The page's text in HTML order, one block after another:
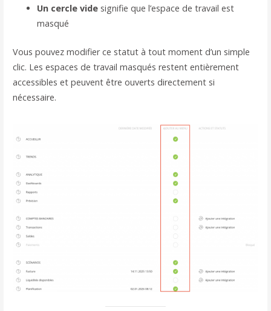
Un cercle videsignifie que l’espace de travail est
masqué
Vous pouvez modifier ce statut à tout moment d’un simple
clic. Les espaces de travail masqués restent entièrement
accessibles et peuvent être ouverts directement si
nécessaire.